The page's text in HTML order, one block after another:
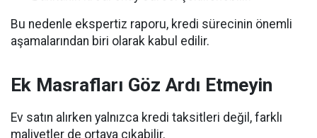
Bu nedenle ekspertiz raporu, kredi sürecinin önemli
aşamalarından biri olarak kabul edilir.
Ek Masrafları Göz Ardı Etmeyin
Ev satın alırken yalnızca kredi taksitleri değil, farklı
maliyetler de ortaya çıkabilir.